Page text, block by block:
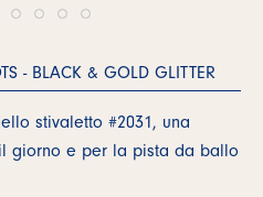
- BLACK & GOLD GLITTER
stivaletto #2031, una
giorno e per la pista da ballo